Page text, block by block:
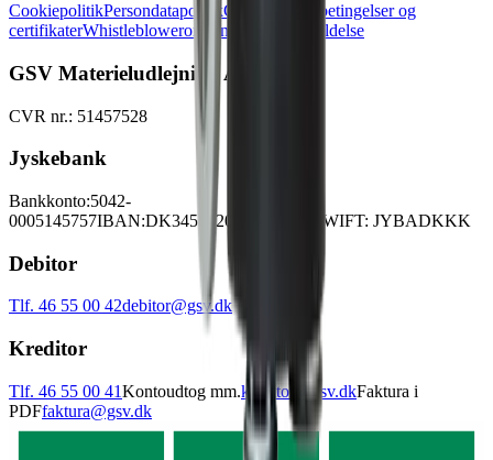
CookiepolitikPersondatapolitikGenerelle lejebetingelser og
certifikaterWhistleblowerordning Skadesanmeldelse
GSV Materieludlejning A/S
CVR nr.: 51457528
Jyskebank
Bankkonto:5042-
0005145757IBAN:DK3450420005145757 SWIFT: JYBADKKK
Debitor
Tlf. 46 55 00 42debitor@gsv.dk
Kreditor
Tlf. 46 55 00 41Kontoudtog mm.kreditor@gsv.dkFaktura i
PDFfaktura@gsv.dk